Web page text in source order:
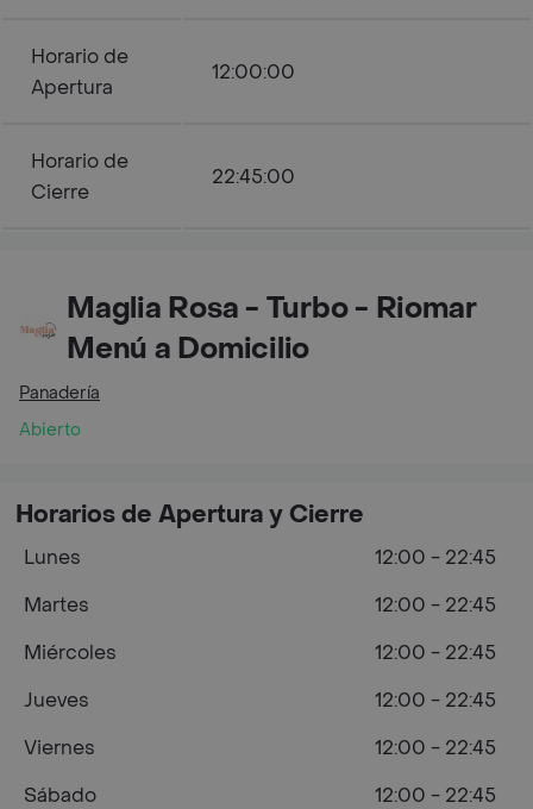
Horario de
Apertura
12:00:00
Horario de
Cierre
22:45:00
Maglia Rosa - Turbo - Riomar
Menú a Domicilio
Panadería
Abierto
Horarios de Apertura y Cierre
Lunes
12:00 - 22:45
Martes
12:00 - 22:45
Miércoles
12:00 - 22:45
Jueves
12:00 - 22:45
Viernes
12:00 - 22:45
Sábado
12:00 - 22:45